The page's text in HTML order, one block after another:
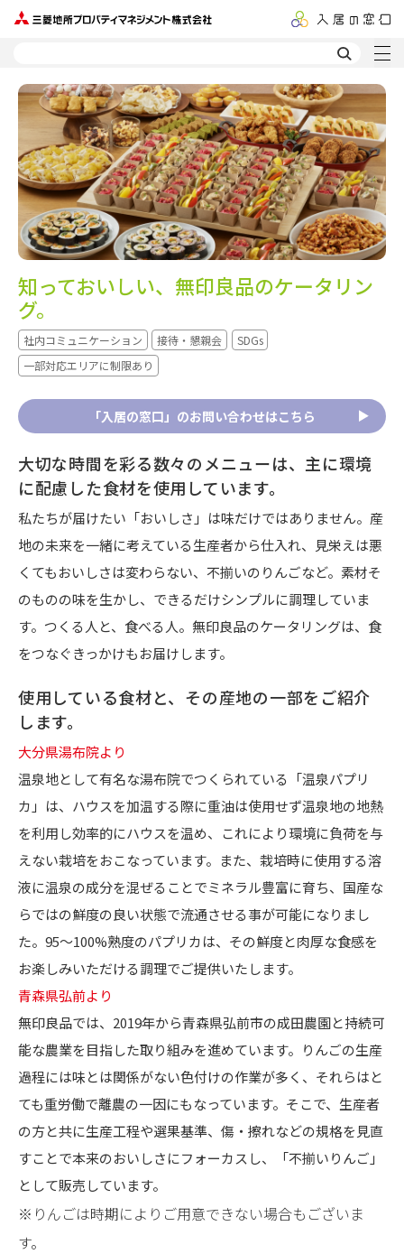
知っておいしい、無印良品のケータリン
グ。
社内コミュニケーション 接待・懇親会
SDGs
一部対応エリアに制限あり
「入居の窓口」のお問い合わせはこちら
大切な時間を彩る数々のメニューは、主に環境
に配慮した食材を使用しています。
私たちが届けたい「おいしさ」は味だけではありません。産
地の未来を一緒に考えている生産者から仕入れ、見栄えは悪
くてもおいしさは変わらない、不揃いのりんごなど。素材そ
のものの味を生かし、できるだけシンプルに調理していま
す。つくる人と、食べる人。無印良品のケータリングは、食
をつなぐきっかけもお届けします。
使用している食材と、その産地の一部をご紹介
します。
大分県湯布院より
温泉地として有名な湯布院でつくられている「温泉パプリ
カ」は、ハウスを加温する際に重油は使用せず温泉地の地熱
を利用し効率的にハウスを温め、これにより環境に負荷を与
えない栽培をおこなっています。また、栽培時に使用する溶
液に温泉の成分を混ぜることでミネラル豊富に育ち、国産な
らではの鮮度の良い状態で流通させる事が可能になりまし
た。95～100%熟度のパプリカは、その鮮度と肉厚な食感を
お楽しみいただける調理でご提供いたします。
青森県弘前より
無印良品では、2019年から青森県弘前市の成田農園と持続可
能な農業を目指した取り組みを進めています。りんごの生産
過程には味とは関係がない色付けの作業が多く、それらはと
ても重労働で離農の一因にもなっています。そこで、生産者
の方と共に生産工程や選果基準、傷・擦れなどの規格を見直
すことで本来のおいしさにフォーカスし、「不揃いりんご」
として販売しています。
※りんごは時期によりご用意できない場合もございま
す。